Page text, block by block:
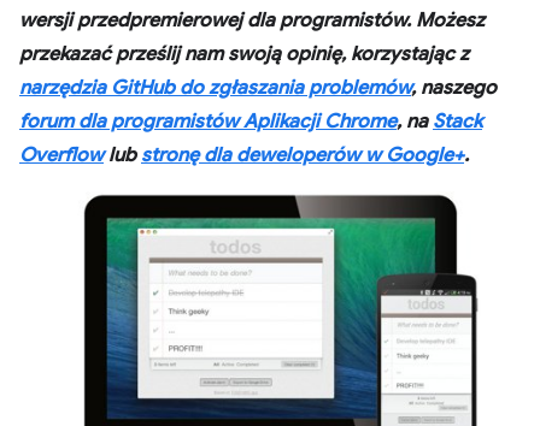
wersji przedpremierowej dla programistów. Możesz
przekazać prześlij nam swoją opinię, korzystając z
narzędzia GitHub do zgłaszania problemów, naszego
forum dla programistów Aplikacji Chrome, na Stack
Overflowlub stronę dla deweloperów w Google+.